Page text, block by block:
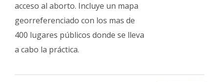
acceso al aborto. Incluye un mapa
georreferenciado con los mas de
400 lugares públicos donde se lleva
a cabo la práctica.